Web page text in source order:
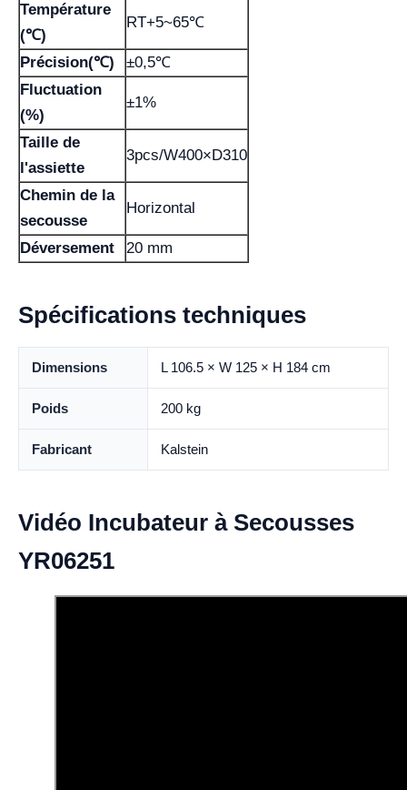
Température
(℃)
RT+5~65℃
Précision(℃)
±0,5℃
Fluctuation
(%)
±1%
Taille de
l'assiette
3pcs/W400×D310
Chemin de la
secousse
Horizontal
Déversement 20 mm
Spécifications techniques
Dimensions L 106.5 × W 125 × H 184 cm
Poids 200 kg
Fabricant Kalstein
Vidéo Incubateur à Secousses
YR06251